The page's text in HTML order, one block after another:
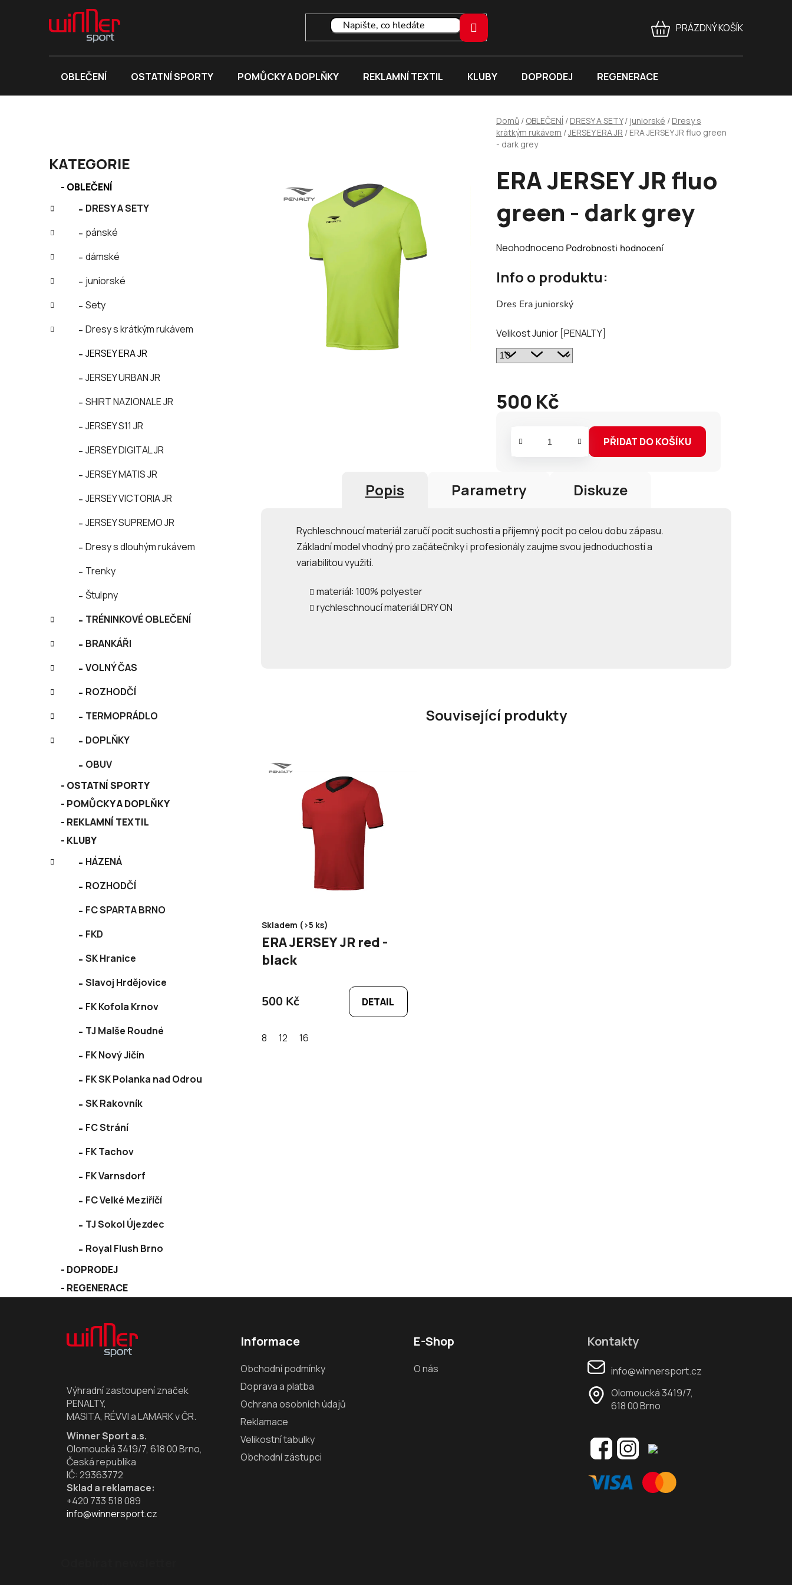
NÁKUPNÍ
KOŠÍK
PRÁZDNÝ KOŠÍK
OBLEČENÍ OSTATNÍ SPORTY POMŮCKY A DOPLŇKY REKLAMNÍ TEXTIL KLUBY DOPRODEJ REGENERACE
Domů / OBLEČENÍ / DRESY A SETY / juniorské / Dresy s
krátkým rukávem /JERSEY ERA JR / ERA JERSEY JR fluo green
- dark grey
P
o
t
r
a
n
í
a
n
KATEGORIE
Přeskočit
t
g
r
i
e
OBLEČENÍ
DRESY A SETY
pánské
dámské
juniorské
Sety
Dresy s krátkým rukávem
JERSEY ERA JR
JERSEY URBAN JR
SHIRT NAZIONALE JR
JERSEY S11 JR
JERSEY DIGITAL JR
JERSEY MATIS JR
JERSEY VICTORIA JR
JERSEY SUPREMO JR
Dresy s dlouhým rukávem
Trenky
Štulpny
TRÉNINKOVÉ OBLEČENÍ
BRANKÁŘI
VOLNÝ ČAS
ROZHODČÍ
TERMOPRÁDLO
DOPLŇKY
OBUV
OSTATNÍ SPORTY
POMŮCKY A DOPLŇKY
REKLAMNÍ TEXTIL
KLUBY
HÁZENÁ
ROZHODČÍ
FC SPARTA BRNO
FKD
SK Hranice
Slavoj Hrdějovice
FK Kofola Krnov
TJ Malše Roudné
FK Nový Jičín
FK SK Polanka nad Odrou
SK Rakovník
FC Strání
FK Tachov
FK Varnsdorf
FC Velké Meziříčí
TJ Sokol Újezdec
Royal Flush Brno
DOPRODEJ
REGENERACE
ERA JERSEY JR fluo
green - dark grey
Průměrné
produktu
0,0
z
hvězdiček.
Neohodnoceno Podrobnosti hodnocení
Info o produktu:
Dres Era juniorský
Velikost Junior [PENALTY]
500 Kč
Měrná
PŘIDAT DO KOŠÍKU
Popis Parametry Diskuze
Rychleschnoucí materiál zaručí pocit suchosti a příjemný pocit po celou dobu zápasu.
Základní model vhodný pro začátečníky i profesionály zaujme svou jednoduchostí a
variabilitou využití.
materiál: 100% polyester
rychleschnoucí materiál DRY ON
Související produkty
Skladem (>5 ks)
ERA JERSEY JR red -
black
500 Kč DETAIL
8 12 16
Výhradní zastoupení značek
PENALTY,
MASITA, RÉVVI a LAMARK v ČR.
Winner Sport a.s.
Olomoucká 3419/7, 618 00 Brno,
Česká republika
IČ: 29363772
Sklad a reklamace:
+420 733 518 089
info@winnersport.cz
Informace
Obchodní podmínky
Doprava a platba
Ochrana osobních údajů
Reklamace
Velikostní tabulky
Obchodní zástupci
E-Shop
O nás
Kontakty
info@winnersport.cz
Olomoucká 3419/7,
618 00 Brno